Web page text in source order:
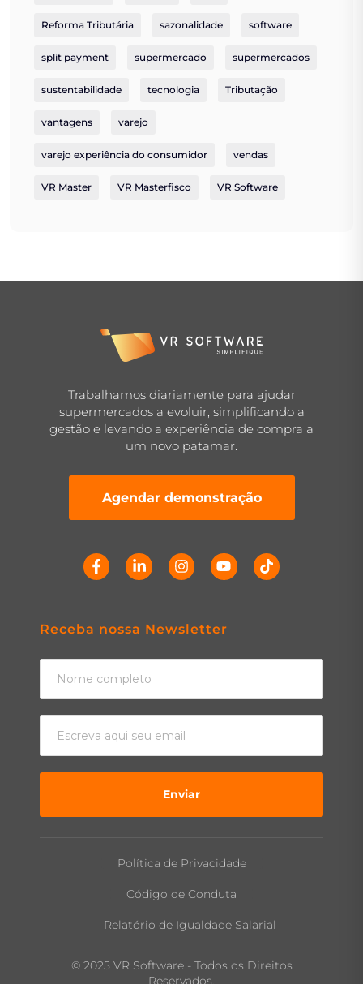
Reforma Tributária sazonalidade software
split payment supermercado supermercados
sustentabilidade tecnologia Tributação
vantagens varejo
varejo experiência do consumidor vendas
VR Master VR Masterfisco VR Software
Trabalhamos diariamente para ajudar
supermercados a evoluir, simplificando a
gestão e levando a experiência de compra a
um novo patamar.
Agendar demonstração
Receba nossa Newsletter
Enviar
Política de Privacidade
Código de Conduta
Relatório de Igualdade Salarial
© 2025 VR Software - Todos os Direitos
Reservados.